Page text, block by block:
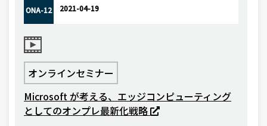
ONA-12 2021-04-19
オンラインセミナー
Microsoft が考える、エッジコンピューティング
としてのオンプレ最新化戦略